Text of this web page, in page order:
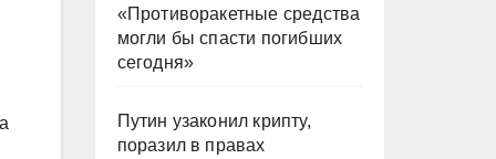
«Противоракетные средства
могли бы спасти погибших
сегодня»
Путин узаконил крипту,
поразил в правах